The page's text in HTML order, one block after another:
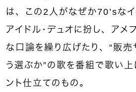
は、この2人がなぜか70’sなイ
アイドル・デュオに扮し、アメ
な口論を繰り広げたり、“販売
う選ぶか”の歌を番組で歌い上
ント仕立てのもの。